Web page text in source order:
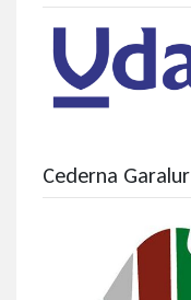
Cederna Garalur